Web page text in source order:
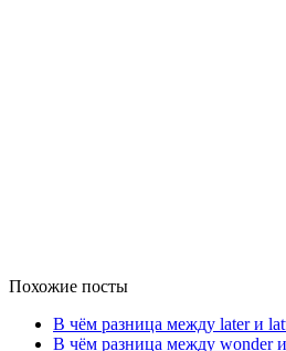
Похожие посты
В чём разница между later и
В чём разница между wonder